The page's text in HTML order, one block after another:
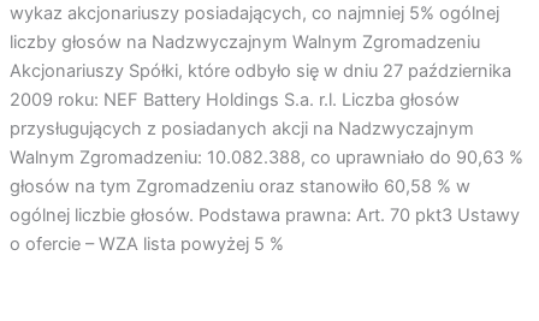
wykaz akcjonariuszy posiadających, co najmniej 5% ogólnej
liczby głosów na Nadzwyczajnym Walnym Zgromadzeniu
Akcjonariuszy Spółki, które odbyło się w dniu 27 października
2009 roku: NEF Battery Holdings S.a. r.l. Liczba głosów
przysługujących z posiadanych akcji na Nadzwyczajnym
Walnym Zgromadzeniu: 10.082.388, co uprawniało do 90,63 %
głosów na tym Zgromadzeniu oraz stanowiło 60,58 % w
ogólnej liczbie głosów. Podstawa prawna: Art. 70 pkt3 Ustawy
o ofercie – WZA lista powyżej 5 %